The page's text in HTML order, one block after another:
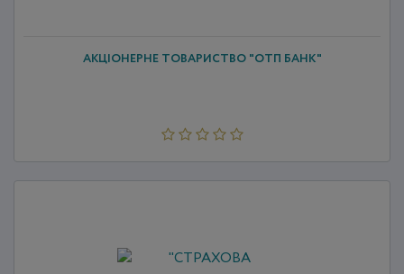
АКЦІОНЕРНЕ ТОВАРИСТВО "ОТП БАНК"